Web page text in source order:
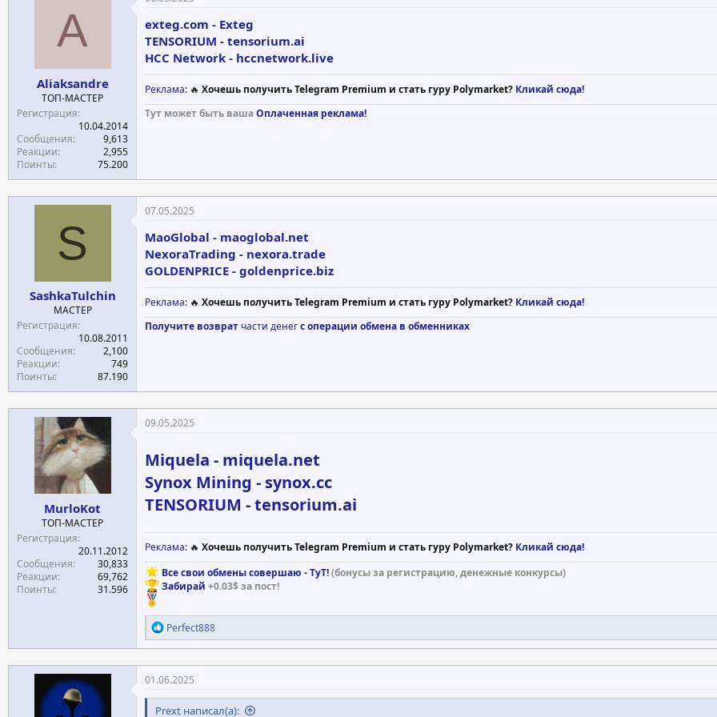
A
Aliaksandre
ТОП-МАСТЕР
Регистрация
10.04.2014
Сообщения
9,613
Реакции
2,955
Поинты
75.200
exteg.com - Exteg
TENSORIUM - tensorium.ai
HCC Network - hccnetwork.live
Реклама: 🔥 Хочешь получить Telegram Premium и стать гуру Polymarket? Кликай сюда!
Тут может быть вашаОплаченная реклама!
S
SashkaTulchin
МАСТЕР
Регистрация
10.08.2011
Сообщения
2,100
Реакции
749
Поинты
87.190
07.05.2025
MaoGlobal - maoglobal.net
NexoraTrading - nexora.trade
GOLDENPRICE - goldenprice.biz
Реклама: 🔥 Хочешь получить Telegram Premium и стать гуру Polymarket? Кликай сюда!
Получите возвратчасти денегс операции обмена в обменниках
MurloKot
ТОП-МАСТЕР
Регистрация
20.11.2012
Сообщения
30,833
Реакции
69,762
Поинты
31.596
09.05.2025
Miquela - miquela.net
Synox Mining - synox.cc
TENSORIUM - tensorium.ai
Реклама: 🔥 Хочешь получить Telegram Premium и стать гуру Polymarket? Кликай сюда!
Все свои обмены совершаю - ТуТ!(бонусы за регистрацию, денежные конкурсы)
Забирай +0.03$ за пост!
Р
е
а
к
ц
и
и
Perfect888
01.06.2025
Prext написал(а):